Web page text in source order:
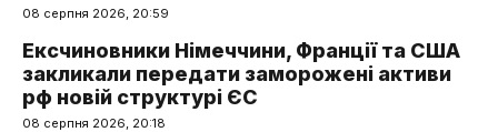
08 серпня 2026, 20:59
Ексчиновники Німеччини, Франції та США
закликали передати заморожені активи
рф новій структурі ЄС
08 серпня 2026, 20:18